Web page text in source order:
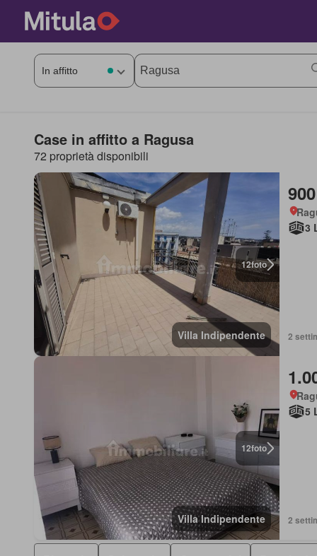
Case in affitto a Ragusa
72 proprietà disponibili
12foto
Villa Indipendente
3
2
12foto
Villa Indipendente
5
2